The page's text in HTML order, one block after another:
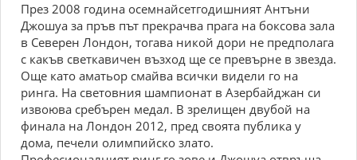
През 2008 година осемнайсетгодишният Антъни
Джошуа за пръв път прекрачва прага на боксова зала
в Северен Лондон, тогава никой дори не предполага
с какъв светкавичен възход ще се превърне в звезда.
Още като аматьор смайва всички видели го на
ринга. На световния шампионат в Азербайджан си
извоюва сребърен медал. В зрелищен двубой на
финала на Лондон 2012, пред своята публика у
дома, печели олимпийско злато.